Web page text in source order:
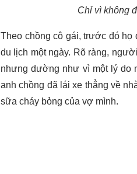
Chỉ vì không
Theo chồng cô gái, trước đó họ
du lịch một ngày. Rõ ràng,
nhưng dường như vì một lý do
anh chồng đã lái xe thẳng về
sữa cháy bỏng của vợ mình.